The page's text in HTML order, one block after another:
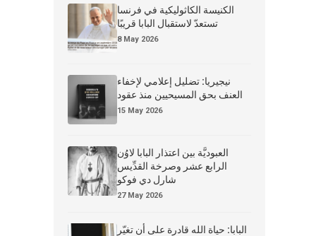
الكنيسة الكاثوليكية في فرنسا
تستعدّ لاستقبال البابا قريبًا
8 May 2026
نيجيريا: تضليل إعلامي لإخفاء
العنف بحق المسيحيين منذ عقود
15 May 2026
العبوديَّة بين اعتذار البابا لاوُن
الرابع عشر وصرخة القدِّيس
شارل دي فوكو
27 May 2026
البابا: حياة الله قادرة على أن تغيّر